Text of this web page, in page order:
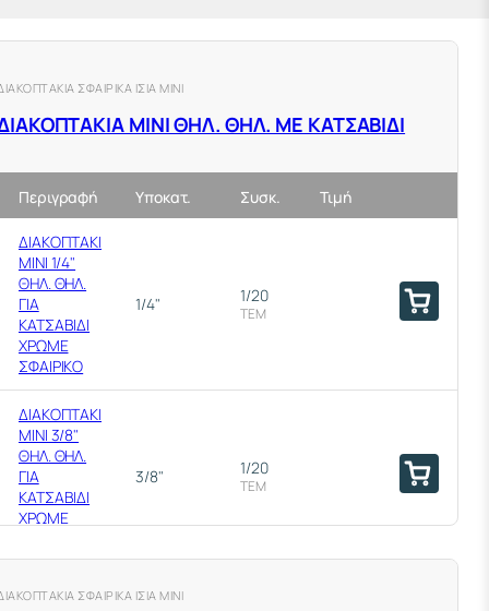
ΣΦΑΙΡΙΚΑ ΙΣΙΑ ΜΙΝΙ
ΜΙΝΙ ΘΗΛ. ΘΗΛ. ΜΕ ΚΑΤΣΑΒΙΔΙ
Περιγραφή Υποκατ. Συσκ. Τιμή
ΔΙΑΚΟΠΤΑΚΙ
ΜΙΝΙ 1/4"
ΘΗΛ. ΘΗΛ.
ΓΙΑ
ΚΑΤΣΑΒΙΔΙ
ΧΡΩΜΕ
ΣΦΑΙΡΙΚΟ
1/4" 1/20
ΤΕΜ
ΔΙΑΚΟΠΤΑΚΙ
ΜΙΝΙ 3/8"
ΘΗΛ. ΘΗΛ.
ΓΙΑ
ΚΑΤΣΑΒΙΔΙ
ΧΡΩΜΕ
3/8" 1/20
ΤΕΜ
ΣΦΑΙΡΙΚΑ ΙΣΙΑ ΜΙΝΙ